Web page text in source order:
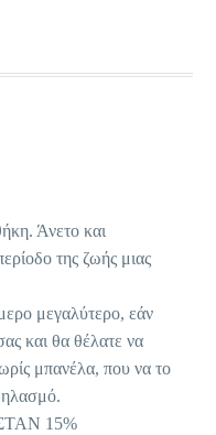
€.Άνετο και
της ζωής μιας
μεγαλύτερο, εάν
και θα θέλατε να
μπανέλα, που να το
15%